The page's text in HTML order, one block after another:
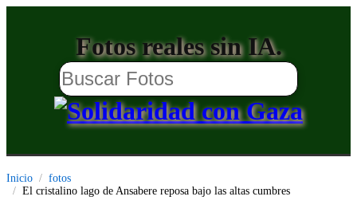
Fotos reales sin IA.
Inicio
fotos
El cristalino lago de Ansabere reposa bajo las altas cumbres